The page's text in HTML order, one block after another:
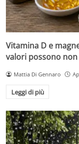
Vitamina D e
valori possono
Mattia Di Gennaro
Leggi di più